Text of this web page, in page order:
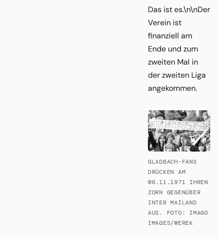
Das ist es.\n\nDer
Verein ist
finanziell am
Ende und zum
zweiten Mal in
der zweiten Liga
angekommen.
GLADBACH-FANS
DRÜCKEN AM
06.11.1971 IHREN
ZORN GEGENÜBER
INTER MAILAND
AUS. FOTO: IMAGO
IMAGES/WEREK